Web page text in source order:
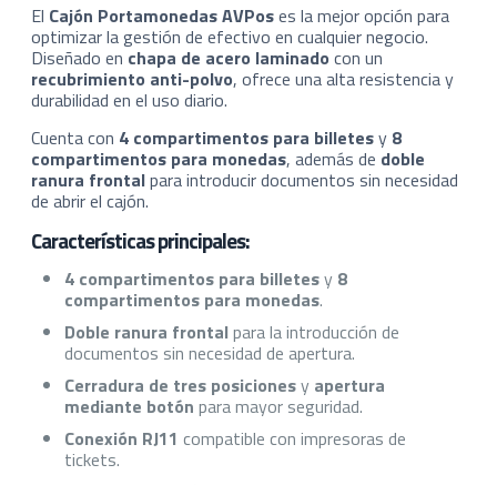
El Cajón Portamonedas AVPoses la mejor opción para
optimizar la gestión de efectivo en cualquier negocio.
Diseñado en chapa de acero laminado con un
recubrimiento anti-polvo, ofrece una alta resistencia y
durabilidad en el uso diario.
Cuenta con 4 compartimentos para billetesy 8
compartimentos para monedas, además de doble
ranura frontalpara introducir documentos sin necesidad
de abrir el cajón.
Características principales:
4 compartimentos para billetesy 8
compartimentos para monedas.
Doble ranura frontalpara la introducción de
documentos sin necesidad de apertura.
Cerradura de tres posicionesy apertura
mediante botón para mayor seguridad.
Conexión RJ11 compatible con impresoras de
tickets.